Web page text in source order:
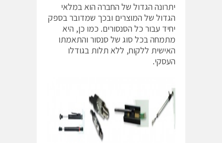
יתרונה הגדול של החברה הוא במלאי
הגדול של המוצרים ובכך שמדובר בספק
יחיד עבור כל הסנסורים. כמו כן, היא
מתמחה בכל סוג של סנסור והתאמתו
האישית ללקוח, ללא תלות בגודלו
העסקי.